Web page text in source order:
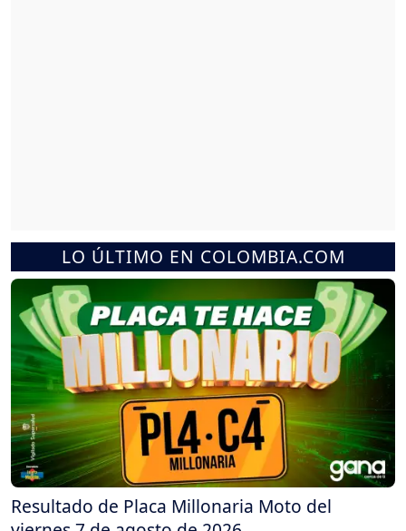
LO ÚLTIMO EN COLOMBIA.COM
Resultado de Placa Millonaria Moto del